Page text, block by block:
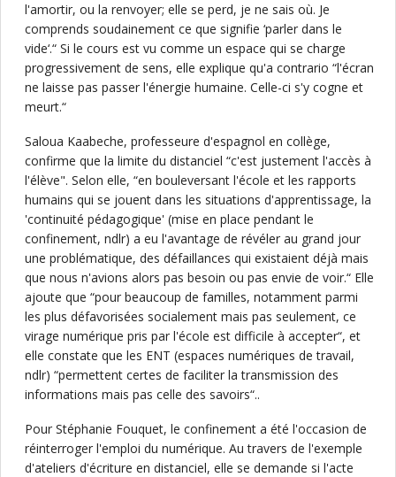
l'amortir, ou la renvoyer; elle se perd, je ne sais où. Je
comprends soudainement ce que signifie ‘parler dans le
vide‘.“ Si le cours est vu comme un espace qui se charge
progressivement de sens, elle explique qu'a contrario “l'écran
ne laisse pas passer l'énergie humaine. Celle-ci s'y cogne et
meurt.“
Saloua Kaabeche, professeure d'espagnol en collège,
confirme que la limite du distanciel “c'est justement l'accès à
l'élève". Selon elle, “en bouleversant l'école et les rapports
humains qui se jouent dans les situations d'apprentissage, la
'continuité pédagogique' (mise en place pendant le
confinement, ndlr) a eu l'avantage de révéler au grand jour
une problématique, des défaillances qui existaient déjà mais
que nous n'avions alors pas besoin ou pas envie de voir.“ Elle
ajoute que “pour beaucoup de familles, notamment parmi
les plus défavorisées socialement mais pas seulement, ce
virage numérique pris par l'école est difficile à accepter“, et
elle constate que les ENT (espaces numériques de travail,
ndlr) “permettent certes de faciliter la transmission des
informations mais pas celle des savoirs“..
Pour Stéphanie Fouquet, le confinement a été l'occasion de
réinterroger l'emploi du numérique. Au travers de l'exemple
d'ateliers d'écriture en distanciel, elle se demande si l'acte